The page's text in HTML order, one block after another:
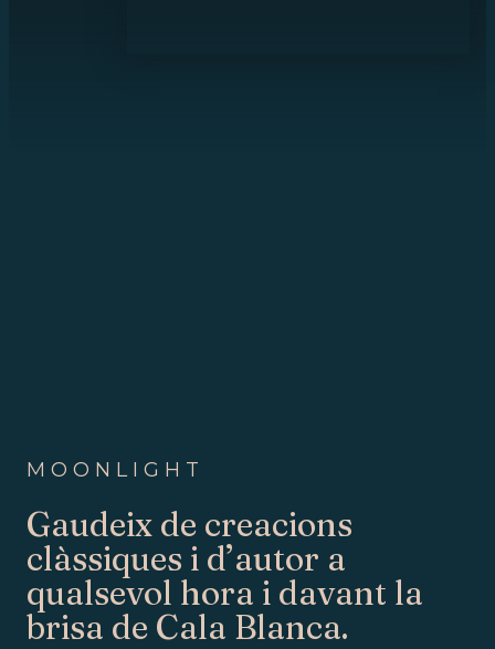
MOONLIGHT
Gaudeix de creacions
clàssiques i d’autor a
qualsevol hora i davant la
brisa de Cala Blanca.